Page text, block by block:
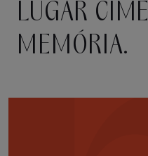
LUGAR
MEMÓRIA.